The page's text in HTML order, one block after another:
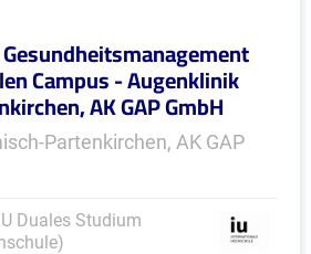
Campus - Augenklinik
AK GAP GmbH
Partenkirchen, AK GAP
Duales Studium